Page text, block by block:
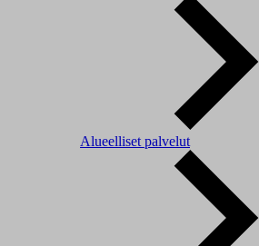
Alueelliset palvelut